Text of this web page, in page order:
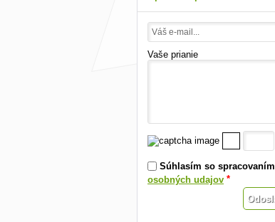
Vaše prianie
Súhlasím so spracovaním
osobných udajov *